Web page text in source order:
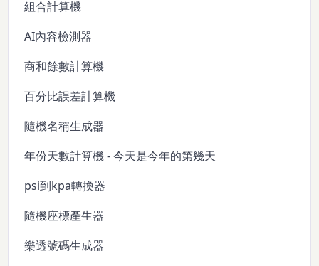
組合計算機
AI內容檢測器
商和餘數計算機
百分比誤差計算機
隨機名稱生成器
年份天數計算機 - 今天是今年的第幾天
psi到kpa轉換器
隨機座標產生器
樂透號碼生成器